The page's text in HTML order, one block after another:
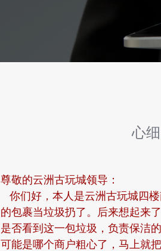
心
尊敬的云洲古玩城领导：
你们好，本人是云洲古玩城四
的包裹当垃圾扔了。后来想起来
是否看到这一包垃圾，负责保洁
可能是哪个商户粗心了，马上就